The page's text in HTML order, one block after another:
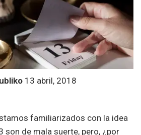
13 abril, 2018
familiarizados con la idea
son de mala suerte, pero, ¿por